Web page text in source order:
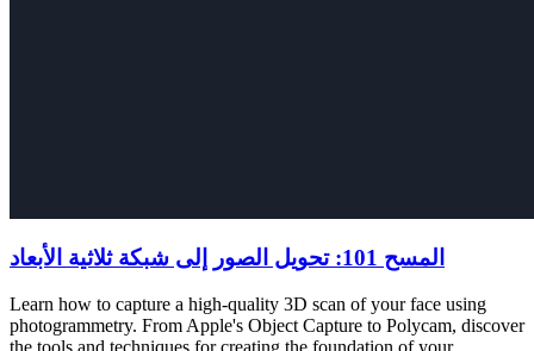
المسح 101: تحويل الصور إلى شبكة ثلاثية الأبعاد
Learn how to capture a high-quality 3D scan of your face using
photogrammetry. From Apple's Object Capture to Polycam, discover